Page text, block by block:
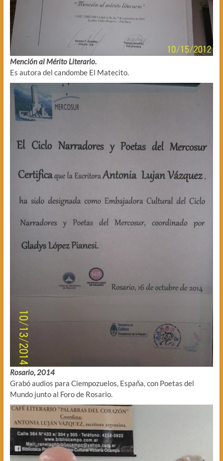
Mención al Mérito Literario.
Es autora del candombe El Matecito.
Rosario, 2014
Grabó audios para Ciempozuelos, España, con Poetas del
Mundo junto al Foro de Rosario.